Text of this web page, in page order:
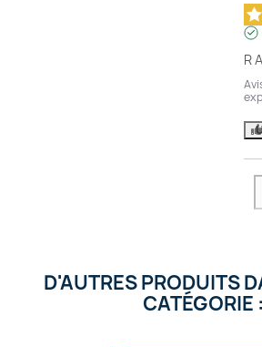
R
D'AUTRES PRODUITS
CATÉGORIE :